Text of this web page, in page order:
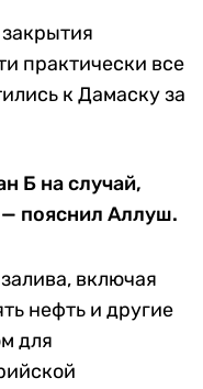
практически все
к Дамаску за
Б на случай,
— пояснил Аллуш.
включая
нефть и другие
для